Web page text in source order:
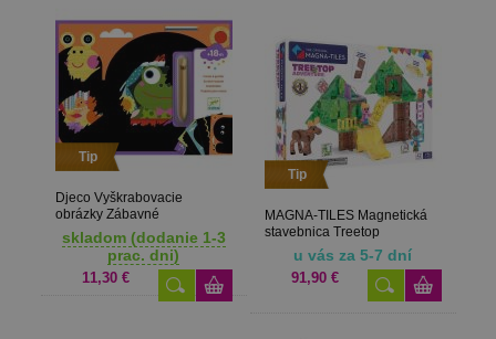
Tip
Djeco Vyškrabovacie
obrázky Zábavné
objavovanie 5 ks
skladom (dodanie 1-3
prac. dni)
11,30 €
Tip
MAGNA-TILES Magnetická
stavebnica Treetop
Adventure 42 dielov
u vás za 5-7 dní
91,90 €